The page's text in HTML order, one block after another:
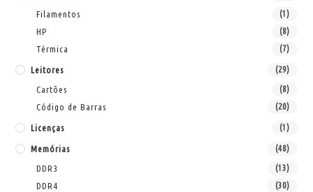
Filamentos (1)
HP (8)
Térmica (7)
Leitores (29)
Cartões (8)
Código de Barras (20)
Licenças (1)
Memórias (48)
DDR3 (13)
DDR4 (30)